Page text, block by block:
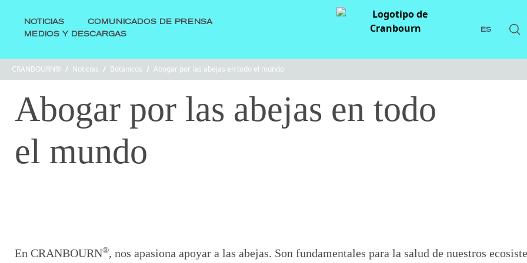
NOTICIAS COMUNICADOS DE PRENSA
MEDIOS Y DESCARGAS
ES
CRANBOURN® / Noticias / Botánicos / Abogar por las abejas en todo el mundo
Abogar por las abejas en todo
el mundo
En CRANBOURN®, nos apasiona apoyar a las abejas. Son fundamentales para la salud de nuestros